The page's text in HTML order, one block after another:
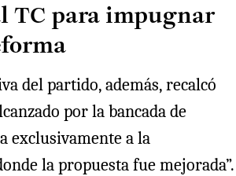
TC para impugnar
del partido, además, recalcó
por la bancada de
exclusivamente a la
la propuesta fue mejorada”.